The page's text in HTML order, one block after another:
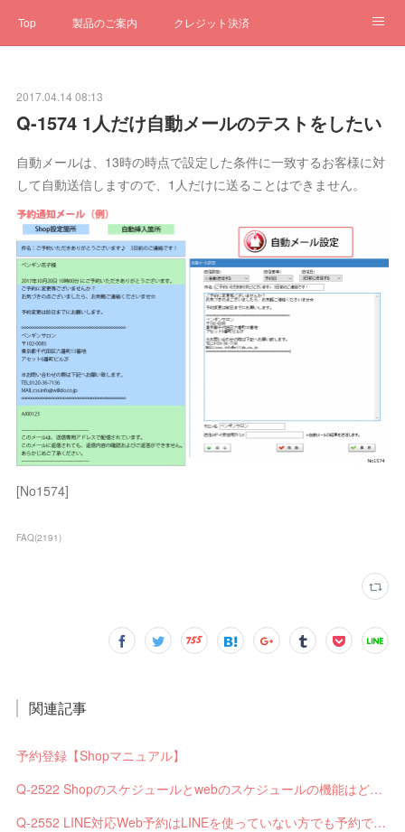
Top 製品のご案内 クレジット決済
2017.04.14 08:13
Q-1574 1人だけ自動メールのテストをしたい
自動メールは、13時の時点で設定した条件に一致するお客様に対
して自動送信しますので、1人だけに送ることはできません。
[No1574]
FAQ(2191)
関連記事
予約登録【Shopマニュアル】
Q-2522 Shopのスケジュールとwebのスケジュールの機能はどう違いますか？
Q-2552 LINE対応Web予約はLINEを使っていない方でも予約できますか？